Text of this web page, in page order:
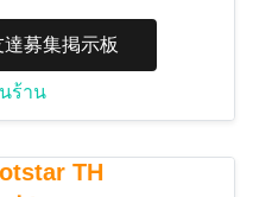
達募集掲示板
ร้าน
TH